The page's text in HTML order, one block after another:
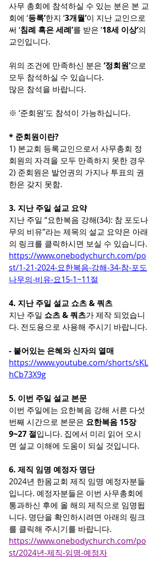
사무 총회에 참석하실 수 있는 분은 본 교
회에 ‘등록’한지 ‘3개월’이 지난 교인으로
써 ‘침례 혹은 세례’를 받은 ‘18세 이상’의
교인입니다.
위의 조건에 만족하신 분은 ‘정회원’으로
모두 참석하실 수 있습니다.
많은 참석을 바랍니다.
※ ‘준회원’도 참석이 가능하십니다.
* 준회원이란?
1) 본교회 등록교인으로서 사무총회 정
회원의 자격을 모두 만족하지 못한 경우
2) 준회원은 발언권의 가지나 투표의 권
한은 갖지 못함.
3. 지난 주일 설교 요약
지난 주일 “요한복음 강해(34): 참 포도나
무의 비유”라는 제목의 설교 요약은 아래
의 링크를 클릭하시면 보실 수 있습니다.
https://www.onebodychurch.com/po
st/1-21-2024-요한복음-강해-34-참-포도
나무의-비유-요15-1~11절
4. 지난 주일 설교 쇼츠 & 쿼츠
지난 주일 쇼츠 & 쿼츠가 제작 되었습니
다. 전도용으로 사용해 주시기 바랍니다.
- 붙어있는 은혜와 신자의 열매
https://www.youtube.com/shorts/sKL
hCb73X9g
5. 이번 주일 설교 본문
이번 주일에는 요한복음 강해 서른 다섯
번째 시간으로 본문은 요한복음 15장
9~27 절입니다. 집에서 미리 읽어 오시
면 설교 이해에 도움이 되실 것입니다.
6. 제직 임명 예정자 명단
2024년 한몸교회 제직 임명 예정자분들
입니다. 예정자분들은 이번 사무총회에
통과하신 후에 올 해의 제직으로 임명됩
니다. 명단을 확인하시려면 아래의 링크
를 클릭해 주시기를 바랍니다.
https://www.onebodychurch.com/po
st/2024년-제직-임명-예정자